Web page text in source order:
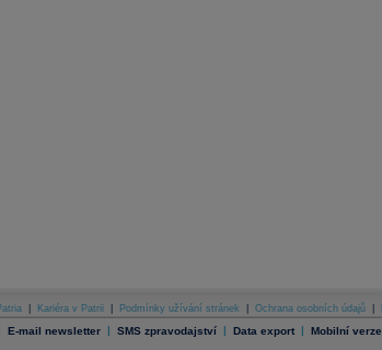
Kariéra v Patrii Podmínky užívání stránek Ochrana osobních údajů
E-mail newsletter | SMS zpravodajství | Data export | Mobilní verze